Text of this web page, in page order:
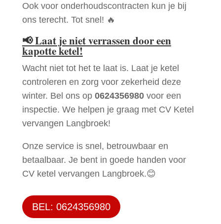
Ook voor onderhoudscontracten kun je bij
ons terecht. Tot snel! 🔥
📢Laat je niet verrassen door een
kapotte ketel!
Wacht niet tot het te laat is. Laat je ketel
controleren en zorg voor zekerheid deze
winter. Bel ons op 0624356980voor een
inspectie. We helpen je graag met CV Ketel
vervangen Langbroek!
Onze service is snel, betrouwbaar en
betaalbaar. Je bent in goede handen voor
CV ketel vervangen Langbroek.😊
BEL: 0624356980